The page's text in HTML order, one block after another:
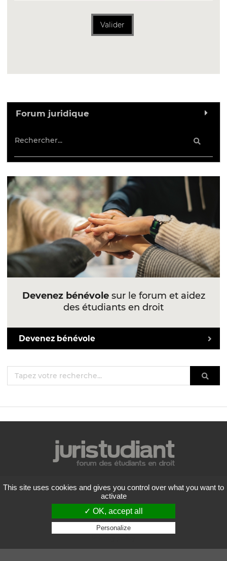
Valider
Forum juridique
Devenez bénévolesur le forum et aidez
des étudiants en droit
Devenez bénévole
Mentions légales
Politique de confidentialité
Conditions générales d'utilisation
Liste des forums
Contactez-nous
Copyright
2026 Juristudiant.com - Tous droits réservés
This site uses cookies and gives you control over what you want to
activate
✓ OK, accept all
Personalize